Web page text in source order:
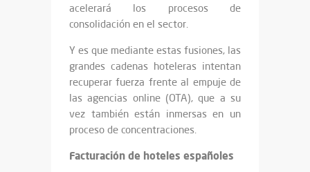
acelerará los procesos de
consolidación en el sector.
Y es que mediante estas fusiones, las
grandes cadenas hoteleras intentan
recuperar fuerza frente al empuje de
las agencias online (OTA), que a su
vez también están inmersas en un
proceso de concentraciones.
Facturación de hoteles españoles